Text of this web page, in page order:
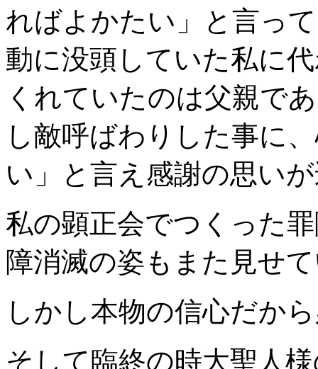
ればよかたい」と言っ
動に没頭していた私に
くれていたのは父親で
し敵呼ばわりした事に
い」と言え感謝の思い
私の顕正会でつくった
障消滅の姿もまた見せ
しかし本物の信心だか
そして臨終の時大聖人